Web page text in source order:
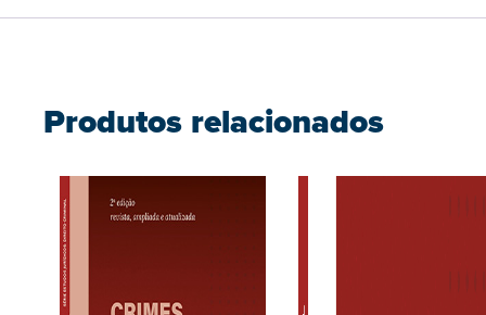
Produtos relacionados